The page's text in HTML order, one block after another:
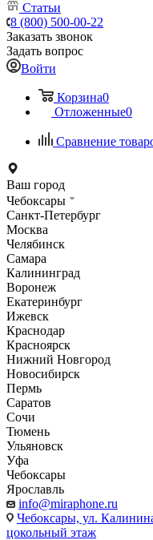
Статьи
8 (800) 500-00-22
Заказать звонок
Задать вопрос
Войти
Корзина0
Отложенные0
Сравнение
Ваш город
Чебоксары
Санкт-Петербург
Москва
Челябинск
Самара
Калининград
Воронеж
Екатеринбург
Ижевск
Краснодар
Красноярск
Нижний Новгород
Новосибирск
Пермь
Саратов
Сочи
Тюмень
Ульяновск
Уфа
Чебоксары
Ярославль
info@miraphone.ru
Чебоксары, ул.
цокольный этаж